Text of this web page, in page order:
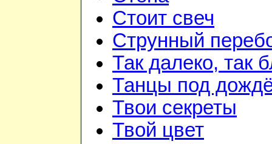
Стоит свеч
Струнный
Так далеко, так
Танцы под
Твои секреты
Твой цвет